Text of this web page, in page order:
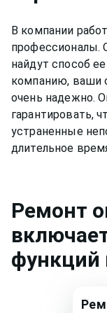
В компании
профессионалы.
найдут способ
компанию, ваши
очень надежно.
гарантировать,
устраненные
длительное
Ремонт
функций